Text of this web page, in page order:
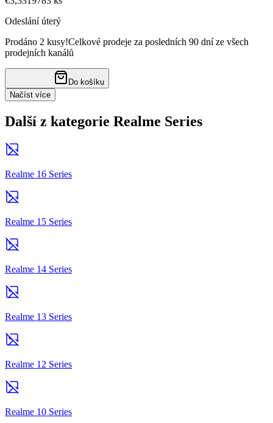
Odeslání úterý
Prodáno 2 kusy!Celkové prodeje za posledních 90 dní ze všech
prodejních kanálů
Do košíku
Načíst více
Další z kategorie Realme Series
Realme 16 Series
Realme 15 Series
Realme 14 Series
Realme 13 Series
Realme 12 Series
Realme 10 Series